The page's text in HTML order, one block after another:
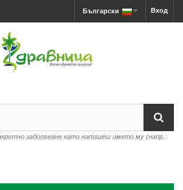
Вход
Български
заболяване като напишеш името му (напр.: